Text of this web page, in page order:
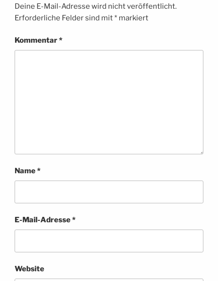
Deine E-Mail-Adresse wird nicht veröffentlicht.
Erforderliche Felder sind mit* markiert
Kommentar*
Name*
E-Mail-Adresse*
Website